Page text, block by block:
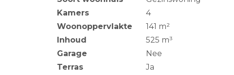
Kamers
4
Woonoppervlakte
141 m²
Inhoud
525 m³
Garage
Nee
Terras
Ja